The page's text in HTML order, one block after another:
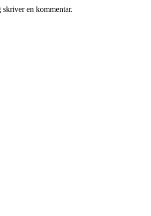
skriver en kommentar.